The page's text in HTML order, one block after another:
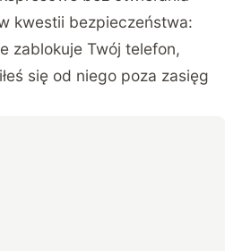
kwestii bezpieczeństwa:
zablokuje Twój telefon,
się od niego poza zasięg